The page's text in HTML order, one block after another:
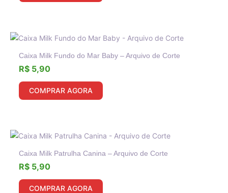
Caixa Milk Fundo do Mar Baby – Arquivo de Corte
R$5,90
COMPRAR AGORA
Caixa Milk Patrulha Canina – Arquivo de Corte
R$5,90
COMPRAR AGORA